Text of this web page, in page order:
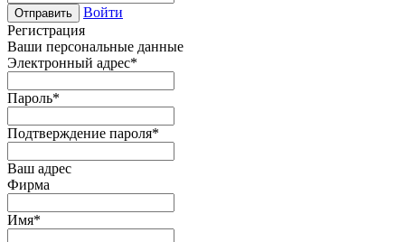
Отправить
Войти
Регистрация
Ваши персональные данные
Электронный адрес*
Пароль*
Подтверждение пароля*
Ваш адрес
Фирма
Имя*